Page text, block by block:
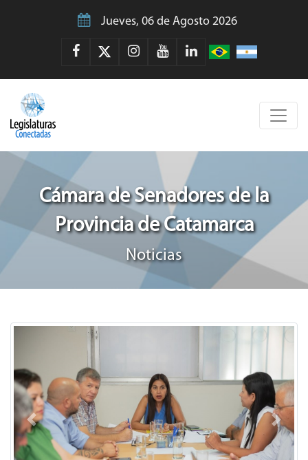
Jueves, 06 de Agosto 2026
Cámara de Senadores de la
Provincia de Catamarca
Noticias
Previous Next